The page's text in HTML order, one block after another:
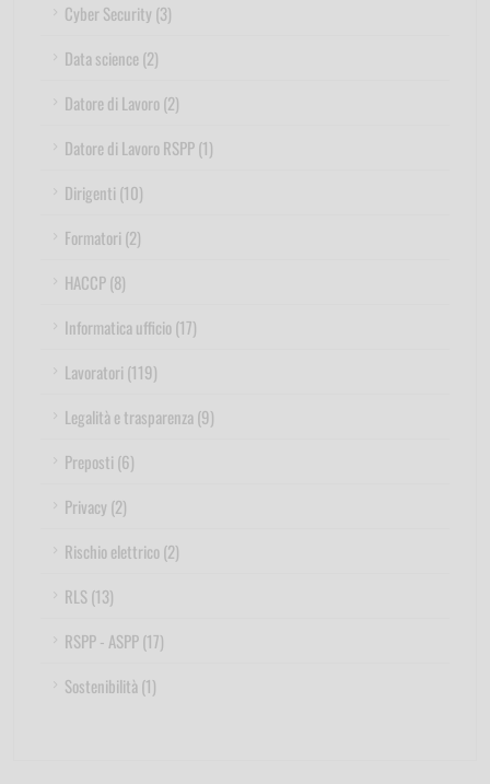
Cyber Security (3)
Data science (2)
Datore di Lavoro (2)
Datore di Lavoro RSPP (1)
Dirigenti (10)
Formatori (2)
HACCP (8)
Informatica ufficio (17)
Lavoratori (119)
Legalità e trasparenza (9)
Preposti (6)
Privacy (2)
Rischio elettrico (2)
RLS (13)
RSPP - ASPP (17)
Sostenibilità (1)